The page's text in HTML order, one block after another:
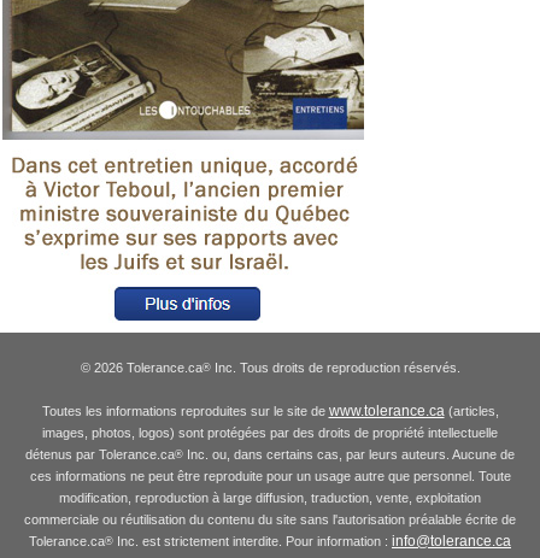
© 2026 Tolerance.ca®Inc. Tous droits de reproduction réservés.
Toutes les informations reproduites sur le site de www.tolerance.ca(articles,
images, photos, logos) sont protégées par des droits de propriété intellectuelle
détenus par Tolerance.ca® Inc. ou, dans certains cas, par leurs auteurs. Aucune de
ces informations ne peut être reproduite pour un usage autre que personnel. Toute
modification, reproduction à large diffusion, traduction, vente, exploitation
commerciale ou réutilisation du contenu du site sans l'autorisation préalable écrite de
Tolerance.ca® Inc. est strictement interdite. Pour information : info@tolerance.ca